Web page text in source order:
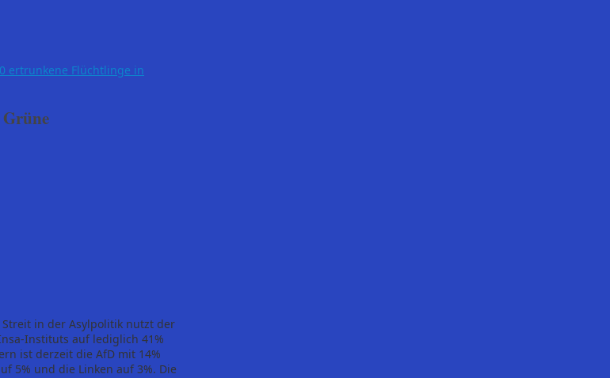
ertrunkene Flüchtlinge in
Streit in der Asylpolitik nutzt der
Instituts auf lediglich 41%
ist derzeit die AfD mit 14%
5% und die Linken auf 3%. Die